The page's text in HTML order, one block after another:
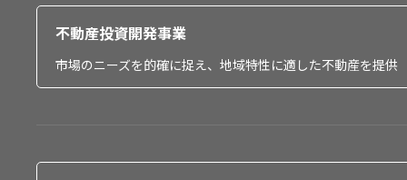
不動産投資開発事業
市場のニーズを的確に捉え、地域特性に適した不動産を提供